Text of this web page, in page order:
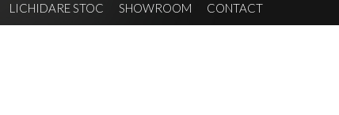
LICHIDARE STOC SHOWROOM CONTACT